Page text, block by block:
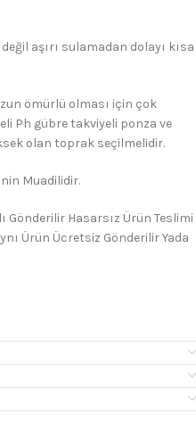
aşırı sulamadan dolayı kısa
ömürlü olması için çok
Ph gübre takviyeli ponza ve
olan toprak seçilmelidir.
Muadilidir.
Gönderilir Hasarsız Ürün Teslimi
Ürün Ücretsiz Gönderilir Yada